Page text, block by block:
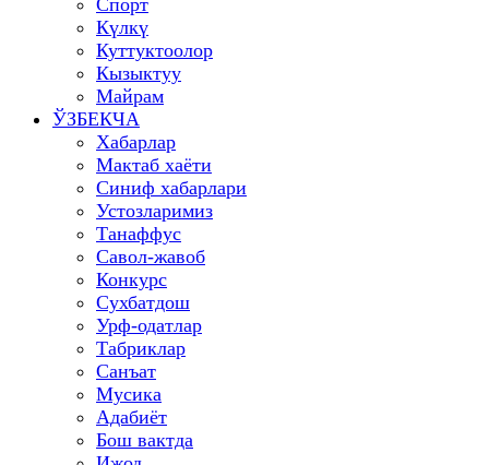
Спорт
Күлкү
Куттуктоолор
Кызыктуу
Майрам
ЎЗБЕКЧА
Хабарлар
Мактаб хаёти
Синиф хабарлари
Устозларимиз
Танаффус
Савол-жавоб
Конкурс
Сухбатдош
Урф-одатлар
Табриклар
Санъат
Мусика
Адабиёт
Бош вактда